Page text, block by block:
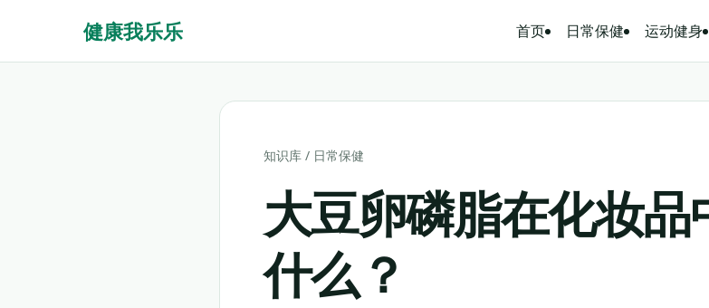
健康我乐乐 首页 日常保健 运动健身
知识库 / 日常保健
大豆卵磷脂在化妆
什么？